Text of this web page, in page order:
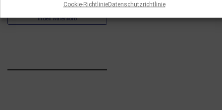
Cookie-RichtlinieDatenschutzrichtlinie
In den Warenkorb